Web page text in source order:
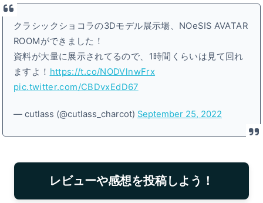
クラシックショコラの3Dモデル展示場、NOeSIS AVATAR
ROOMができました！
資料が大量に展示されてるので、1時間くらいは見て回れ
ますよ！ https://t.co/NODVlnwFrx
pic.twitter.com/CBDvxEdD67
— cutlass (@cutlass_charcot) September 25, 2022
レビューや感想を投稿しよう！